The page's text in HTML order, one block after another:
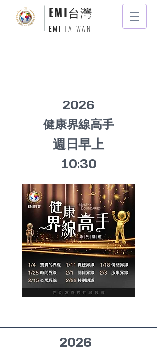
EMITAIWAN
EMI台灣
2026
健康界線高手
週日早上
10:30
2026